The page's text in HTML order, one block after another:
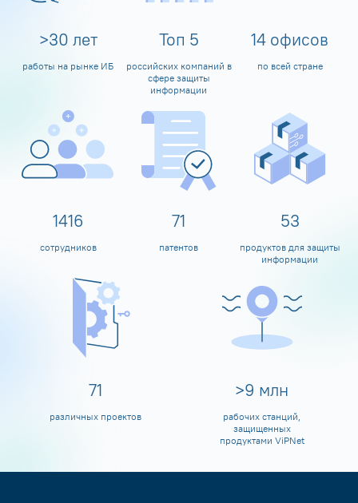
>30 лет
работы на рынке ИБ
Топ 5
российских компаний в
сфере защиты
информации
14 офисов
по всей стране
1597
сотрудников
80
патентов
60
продуктов для защиты
информации
80
различных проектов
>10 млн
рабочих станций,
защищенных
продуктами ViPNet